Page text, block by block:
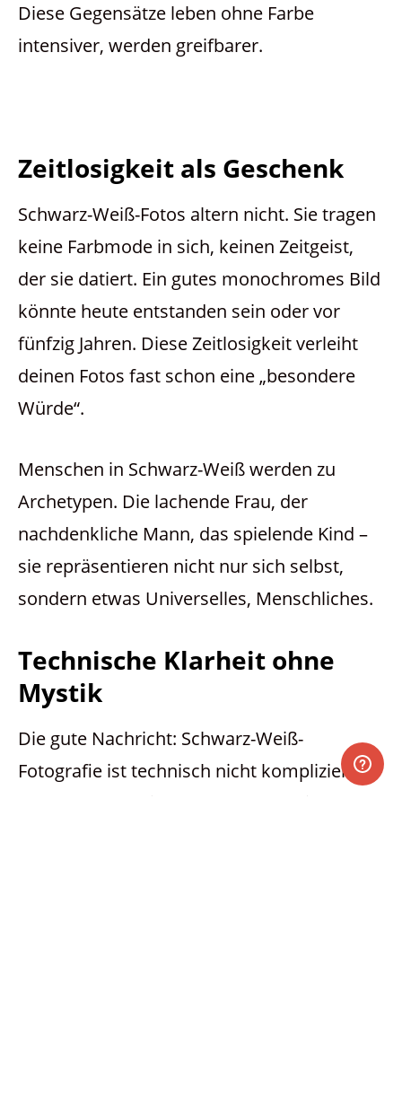
Diese Gegensätze leben ohne Farbe
intensiver, werden greifbarer.
Zeitlosigkeit als Geschenk
Schwarz-Weiß-Fotos altern nicht. Sie tragen
keine Farbmode in sich, keinen Zeitgeist,
der sie datiert. Ein gutes monochromes Bild
könnte heute entstanden sein oder vor
fünfzig Jahren. Diese Zeitlosigkeit verleiht
deinen Fotos fast schon eine „besondere
Würde“.
Menschen in Schwarz-Weiß werden zu
Archetypen. Die lachende Frau, der
nachdenkliche Mann, das spielende Kind –
sie repräsentieren nicht nur sich selbst,
sondern etwas Universelles, Menschliches.
Technische Klarheit ohne
Mystik
Die gute Nachricht: Schwarz-Weiß-
Fotografie ist technisch nicht komplizierter
, sie